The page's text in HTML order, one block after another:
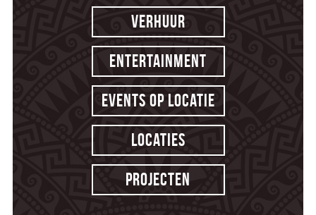
Verhuur
Entertainment
Events op locatie
Locaties
Projecten